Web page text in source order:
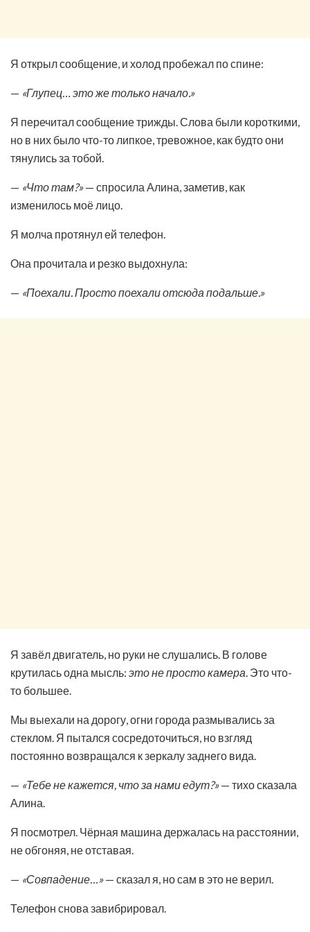
Я открыл сообщение, и холод пробежал по спине:
— «Глупец… это же только начало.»
Я перечитал сообщение трижды. Слова были короткими,
но в них было что-то липкое, тревожное, как будто они
тянулись за тобой.
— «Что там?»— спросила Алина, заметив, как
изменилось моё лицо.
Я молча протянул ей телефон.
Она прочитала и резко выдохнула:
— «Поехали. Просто поехали отсюда подальше.»
Я завёл двигатель, но руки не слушались. В голове
крутилась одна мысль: это не просто камера . Это что-
то большее.
Мы выехали на дорогу, огни города размывались за
стеклом. Я пытался сосредоточиться, но взгляд
постоянно возвращался к зеркалу заднего вида.
— «Тебе не кажется, что за нами едут?»— тихо сказала
Алина.
Я посмотрел. Чёрная машина держалась на расстоянии,
не обгоняя, не отставая.
— «Совпадение…»— сказал я, но сам в это не верил.
Телефон снова завибрировал.